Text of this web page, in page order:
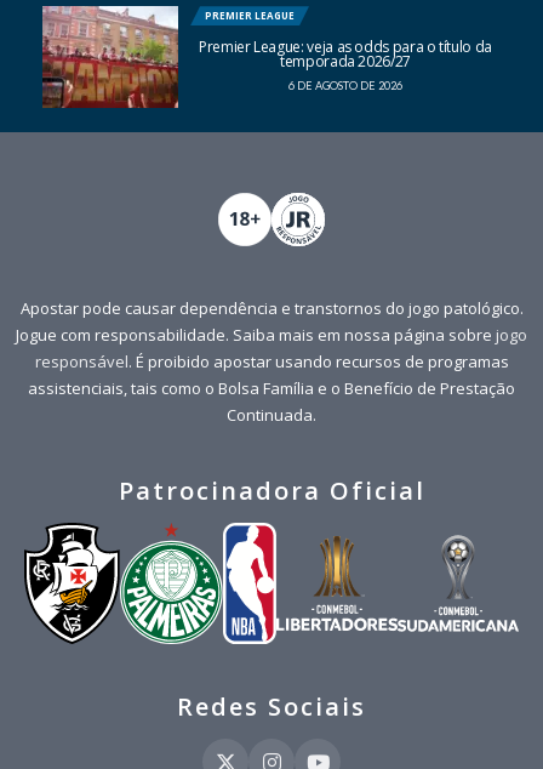
PREMIER LEAGUE
Premier League: veja as odds para o título da
temporada 2026/27
6 DE AGOSTO DE 2026
Apostar pode causar dependência e transtornos do jogo patológico.
Jogue com responsabilidade. Saiba mais em nossa página sobre jogo
responsável. É proibido apostar usando recursos de programas
assistenciais, tais como o Bolsa Família e o Benefício de Prestação
Continuada.
Patrocinadora Oficial
Redes Sociais